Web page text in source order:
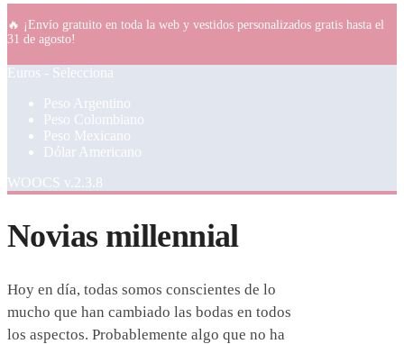
🔥 ¡Envío gratuito en toda la web y vestidos personalizados gratis hasta el
31 de agosto!
Euros - Selecciona
Peso Argentino
Peso Colombiano
Peso Mexicano
Dólar Americano
WOOCS v.2.3.8
Novias millennial
Hoy en día, todas somos conscientes de lo
mucho que han cambiado las bodas en todos
los aspectos. Probablemente algo que no ha